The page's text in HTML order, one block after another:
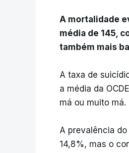
A mortalidade
média de 145,
também mais
A taxa de
a média da
má ou muito má.
A prevalência
14,8%, mas o